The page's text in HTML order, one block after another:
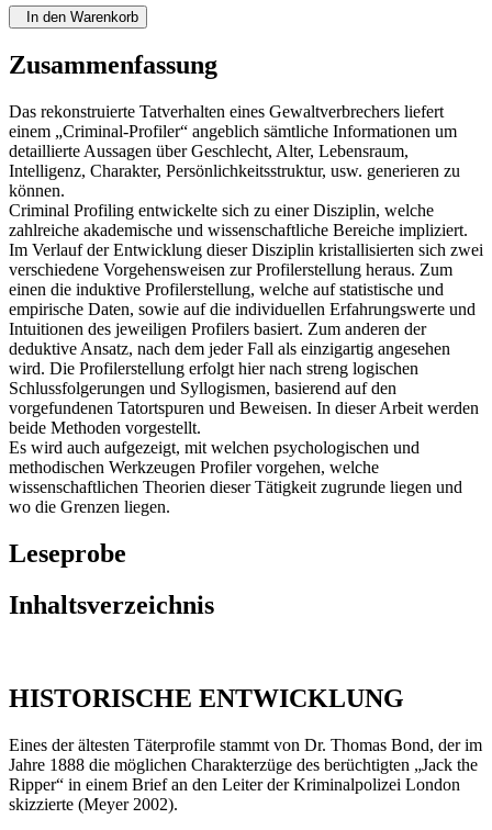
In den Warenkorb
Zusammenfassung
Das rekonstruierte Tatverhalten eines Gewaltverbrechers liefert
einem „Criminal-Profiler“ angeblich sämtliche Informationen um
detaillierte Aussagen über Geschlecht, Alter, Lebensraum,
Intelligenz, Charakter, Persönlichkeitsstruktur, usw. generieren zu
können.
Criminal Profiling entwickelte sich zu einer Disziplin, welche
zahlreiche akademische und wissenschaftliche Bereiche impliziert.
Im Verlauf der Entwicklung dieser Disziplin kristallisierten sich zwei
verschiedene Vorgehensweisen zur Profilerstellung heraus. Zum
einen die induktive Profilerstellung, welche auf statistische und
empirische Daten, sowie auf die individuellen Erfahrungswerte und
Intuitionen des jeweiligen Profilers basiert. Zum anderen der
deduktive Ansatz, nach dem jeder Fall als einzigartig angesehen
wird. Die Profilerstellung erfolgt hier nach streng logischen
Schlussfolgerungen und Syllogismen, basierend auf den
vorgefundenen Tatortspuren und Beweisen. In dieser Arbeit werden
beide Methoden vorgestellt.
Es wird auch aufgezeigt, mit welchen psychologischen und
methodischen Werkzeugen Profiler vorgehen, welche
wissenschaftlichen Theorien dieser Tätigkeit zugrunde liegen und
wo die Grenzen liegen.
Leseprobe
Inhaltsverzeichnis
HISTORISCHE ENTWICKLUNG
Eines der ältesten Täterprofile stammt von Dr. Thomas Bond, der im
Jahre 1888 die möglichen Charakterzüge des berüchtigten „Jack the
Ripper“ in einem Brief an den Leiter der Kriminalpolizei London
skizzierte (Meyer 2002).